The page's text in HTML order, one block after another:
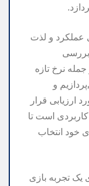
عملکرد و لذت
بررسی
نرخ تازه
و
ارزیابی قرار
است تا
خود انتخاب
یک تجربه بازی